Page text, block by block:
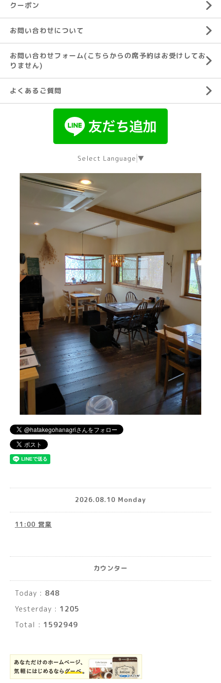
クーポン
お問い合わせについて
お問い合わせフォーム(こちらからの席予約はお受けしてお
りません)
よくあるご質問
Select Language ▼
2026.08.10 Monday
11:00 営業
カウンター
Today : 848
Yesterday : 1205
Total : 1592949